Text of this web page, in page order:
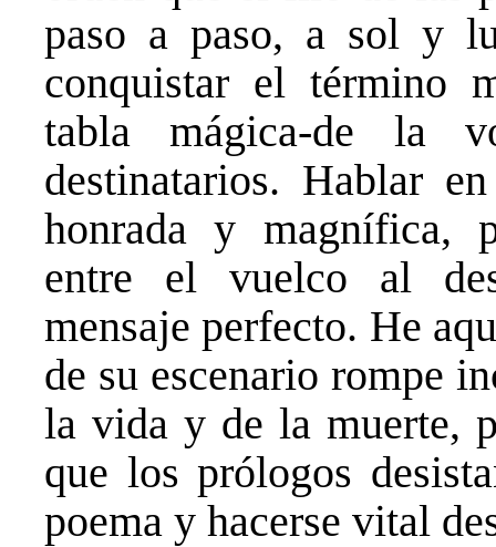
paso a paso, a sol y
conquistar el término
tabla mágica-de la
destinatarios. Hablar
honrada y magnífica,
entre el vuelco al
mensaje perfecto. He
de su escenario rompe
la vida y de la muerte,
que los prólogos
poema y hacerse vital